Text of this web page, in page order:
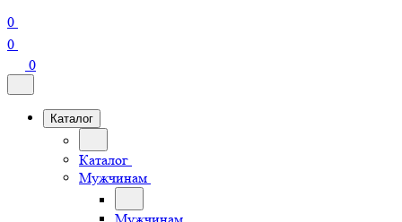
0
0
0
Каталог
Каталог
Мужчинам